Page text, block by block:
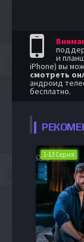
и
iPhone) вы
смотреть
андроид
бесплатно.
1-13 Серия